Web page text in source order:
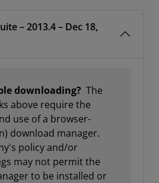
– 2013.4 – Dec 18,
downloading? The
above require the
use of a browser-
download manager.
policy and/or
may not permit the
to be installed or